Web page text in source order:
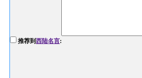
推荐到西陆名言: